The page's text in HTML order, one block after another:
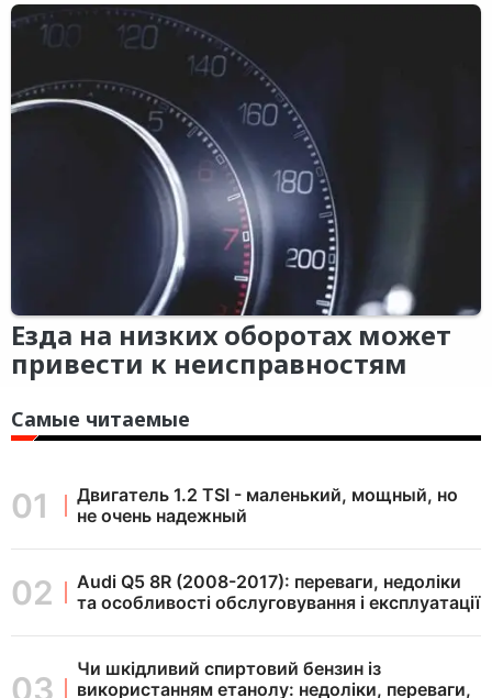
Езда на низких оборотах может
привести к неисправностям
Самые читаемые
Двигатель 1.2 TSI - маленький, мощный, но
не очень надежный
Audi Q5 8R (2008-2017): переваги, недоліки
та особливості обслуговування і експлуатації
Чи шкідливий спиртовий бензин із
використанням етанолу: недоліки, переваги,